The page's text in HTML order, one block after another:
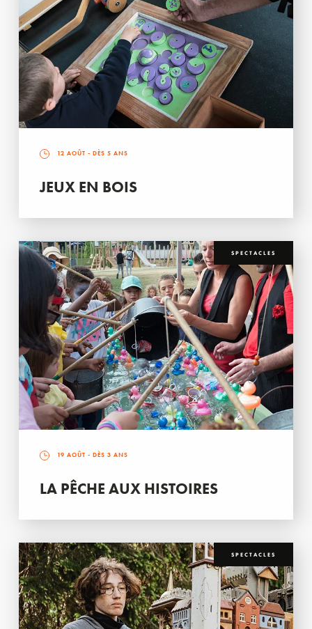
12 AOÛT - DÈS 5 ANS
JEUX EN BOIS
SPECTACLES
19 AOÛT - DÈS 3 ANS
LA PÊCHE AUX HISTOIRES
SPECTACLES